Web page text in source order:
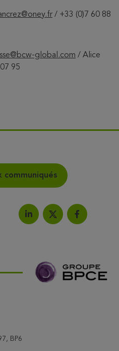
/ +33 (0)7 60 88
global.com / Alice
95
communiqués
Partagez l'article sur
Partagez l'article
Partagez
BP6